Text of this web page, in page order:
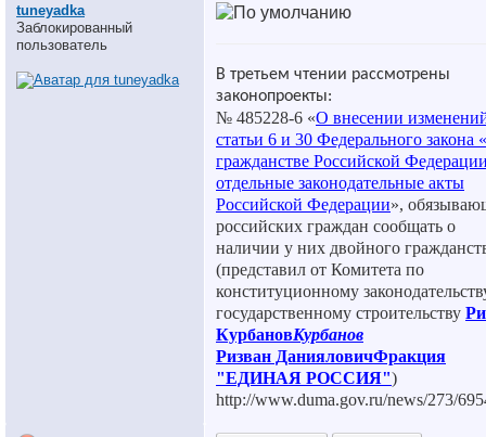
tuneyadka
Заблокированный
пользователь
В третьем чтении рассмотрены
законопроекты:
№ 485228-6 «О внесении
статьи 6 и 30 Федерального закона
гражданстве Российской
отдельные законодательные акты
Российской Федерации»,
российских граждан сообщать о
наличии у них двойного
(представил от Комитета по
конституционному
государственному строительству
КурбановКурбанов
Ризван ДанияловичФракция
"ЕДИНАЯ РОССИЯ")
http://www.duma.gov.ru/news/273/